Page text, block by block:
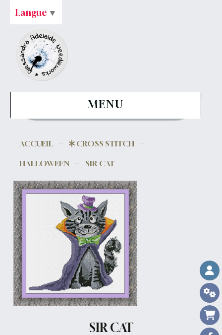
MENU
ACCUEIL
CROSS STITCH
HALLOWEEN
SIR CAT
SIR CAT
Langue ▼